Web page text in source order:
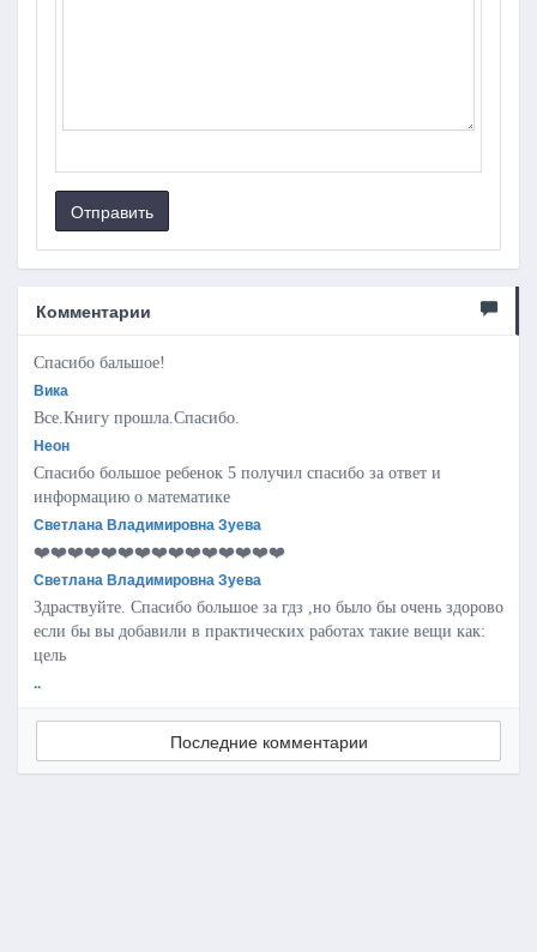
Отправить
Комментарии
Спасибо бальшое!
Вика
Все.Книгу прошла.Спасибо.
Неон
Спасибо большое ребенок 5 получил спасибо за ответ и
информацию о математике
Светлана Владимировна Зуева
❤️❤️❤️❤️❤️❤️❤️❤️❤️❤️❤️❤️❤️❤️❤️
Светлана Владимировна Зуева
Здраствуйте. Спасибо большое за гдз ,но было бы очень здорово
если бы вы добавили в практических работах такие вещи как:
цель
..
Последние комментарии